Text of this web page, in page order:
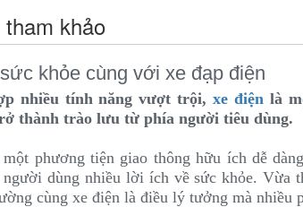
khảo
khỏe cùng với xe đạp điện
nhiều tính năng vượt trội,xe điện là
thành trào lưu từ phía người tiêu dùng.
phương tiện giao thông hữu ích dễ
dùng nhiều lời ích về sức khỏe. Vừa
cùng xe điện là điều lý tưởng mà nhiều